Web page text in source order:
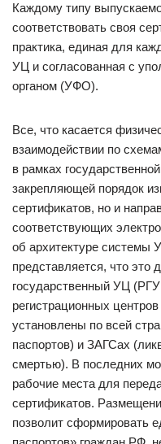
Каждому типу
соответствовать своя
практика, единая для
УЦ и согласованная с
органом (УФО).
Все, что касается
взаимодействии по
в рамках
закрепляющей порядок
сертификатов, но и
соответствующих
об архитектуре системы
представляется, что это
государственный УЦ
регистрационных
установлены по всей
паспортов) и ЗАГСах
смертью). В последних
рабочие места для
сертификатов.
позволит сформировать